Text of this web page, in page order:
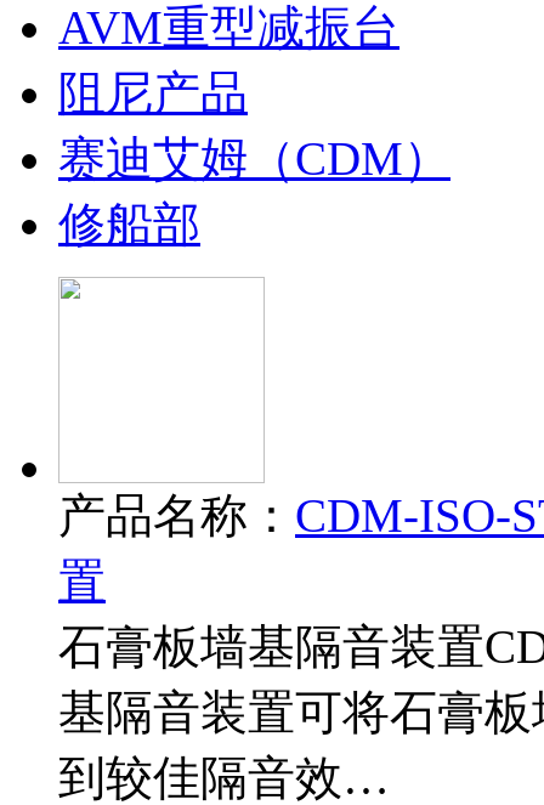
AVM重型减振台
阻尼产品
赛迪艾姆（CDM）
修船部
产品名称： CDM-ISO-
置
石膏板墙基隔音装置
基隔音装置可将石膏
到较佳隔音效…